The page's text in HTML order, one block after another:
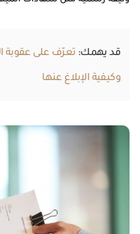
قد يهمك: تعرّف على عقوبة
وكيفية الإبلاغ عنها